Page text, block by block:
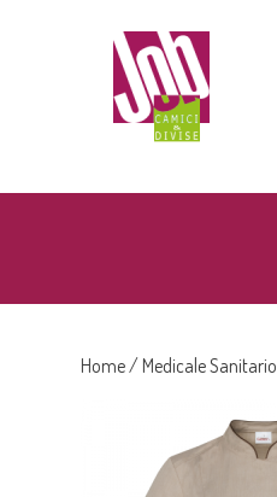
Home/ Medicale Sanitario